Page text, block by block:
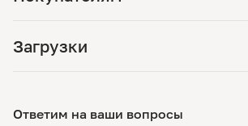
Загрузки
Ответим на ваши вопросы